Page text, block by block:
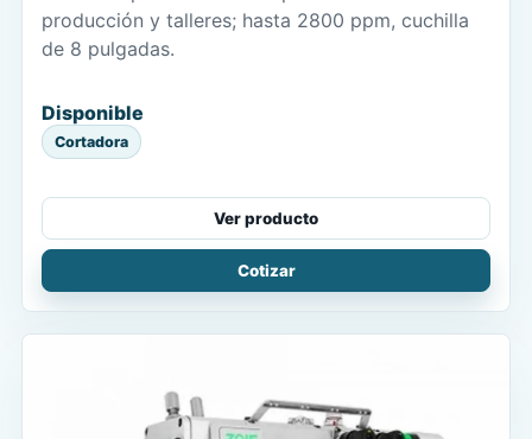
producción y talleres; hasta 2800 ppm, cuchilla
de 8 pulgadas.
Disponible
Cortadora
Ver producto
Cotizar